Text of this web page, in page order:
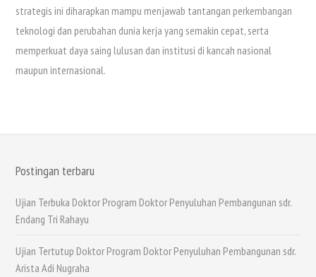
strategis ini diharapkan mampu menjawab tantangan perkembangan
teknologi dan perubahan dunia kerja yang semakin cepat, serta
memperkuat daya saing lulusan dan institusi di kancah nasional
maupun internasional.
Postingan terbaru
Ujian Terbuka Doktor Program Doktor Penyuluhan Pembangunan sdr.
Endang Tri Rahayu
Ujian Tertutup Doktor Program Doktor Penyuluhan Pembangunan sdr.
Arista Adi Nugraha